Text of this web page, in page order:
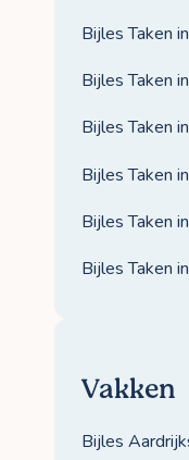
Bijles Taken
Bijles Taken
Bijles Taken
Bijles Taken
Bijles Taken
Bijles Taken
Vakken
Bijles